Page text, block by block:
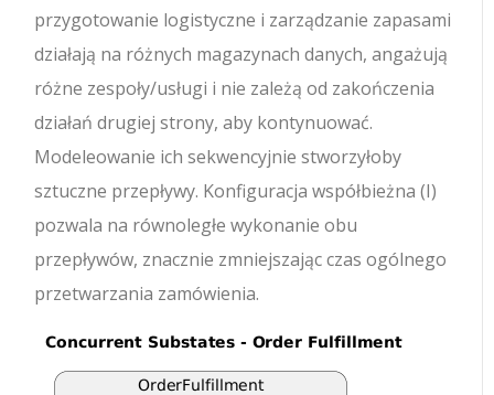
przygotowanie logistyczne i zarządzanie zapasami
działają na różnych magazynach danych, angażują
różne zespoły/usługi i nie zależą od zakończenia
działań drugiej strony, aby kontynuować.
Modeleowanie ich sekwencyjnie stworzyłoby
sztuczne przepływy. Konfiguracja współbieżna (I)
pozwala na równoległe wykonanie obu
przepływów, znacznie zmniejszając czas ogólnego
przetwarzania zamówienia.